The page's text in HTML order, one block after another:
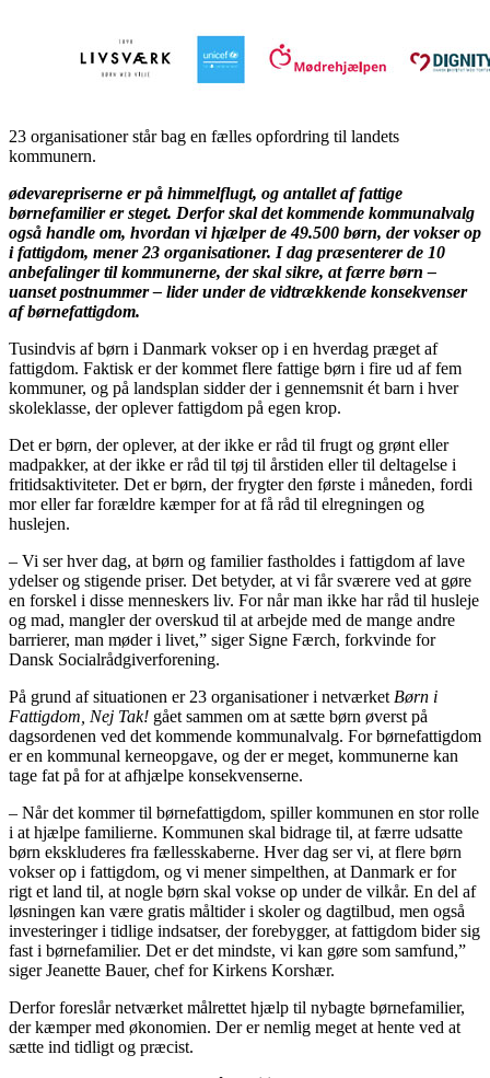
23 organisationer står bag en fælles opfordring til landets
kommunern.
ødevarepriserne er på himmelflugt, og antallet af fattige
børnefamilier er steget. Derfor skal det kommende kommunalvalg
også handle om, hvordan vi hjælper de 49.500 børn, der vokser op
i fattigdom, mener 23 organisationer. I dag præsenterer de 10
anbefalinger til kommunerne, der skal sikre, at færre børn –
uanset postnummer – lider under de vidtrækkende konsekvenser
af børnefattigdom.
Tusindvis af børn i Danmark vokser op i en hverdag præget af
fattigdom. Faktisk er der kommet flere fattige børn i fire ud af fem
kommuner, og på landsplan sidder der i gennemsnit ét barn i hver
skoleklasse, der oplever fattigdom på egen krop.
Det er børn, der oplever, at der ikke er råd til frugt og grønt eller
madpakker, at der ikke er råd til tøj til årstiden eller til deltagelse i
fritidsaktiviteter. Det er børn, der frygter den første i måneden, fordi
mor eller far forældre kæmper for at få råd til elregningen og
huslejen.
– Vi ser hver dag, at børn og familier fastholdes i fattigdom af lave
ydelser og stigende priser. Det betyder, at vi får sværere ved at gøre
en forskel i disse menneskers liv. For når man ikke har råd til husleje
og mad, mangler der overskud til at arbejde med de mange andre
barrierer, man møder i livet,” siger Signe Færch, forkvinde for
Dansk Socialrådgiverforening.
På grund af situationen er 23 organisationer i netværket Børn i
Fattigdom, Nej Tak! gået sammen om at sætte børn øverst på
dagsordenen ved det kommende kommunalvalg. For børnefattigdom
er en kommunal kerneopgave, og der er meget, kommunerne kan
tage fat på for at afhjælpe konsekvenserne.
– Når det kommer til børnefattigdom, spiller kommunen en stor rolle
i at hjælpe familierne. Kommunen skal bidrage til, at færre udsatte
børn ekskluderes fra fællesskaberne. Hver dag ser vi, at flere børn
vokser op i fattigdom, og vi mener simpelthen, at Danmark er for
rigt et land til, at nogle børn skal vokse op under de vilkår. En del af
løsningen kan være gratis måltider i skoler og dagtilbud, men også
investeringer i tidlige indsatser, der forebygger, at fattigdom bider sig
fast i børnefamilier. Det er det mindste, vi kan gøre som samfund,”
siger Jeanette Bauer, chef for Kirkens Korshær.
Derfor foreslår netværket målrettet hjælp til nybagte børnefamilier,
der kæmper med økonomien. Der er nemlig meget at hente ved at
sætte ind tidligt og præcist.